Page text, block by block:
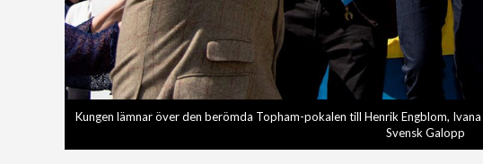
Kungen lämnar över den berömda Topham-pokalen till Henrik Engblom,
Svensk Galopp